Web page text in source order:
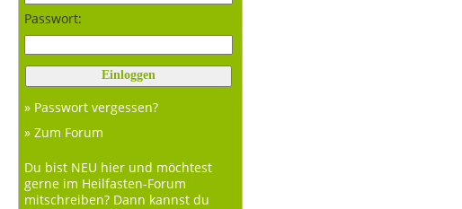
Passwort:
» Passwort vergessen?
» Zum Forum
Du bist NEU hier und möchtest
gerne im Heilfasten-Forum
mitschreiben? Dann kannst du